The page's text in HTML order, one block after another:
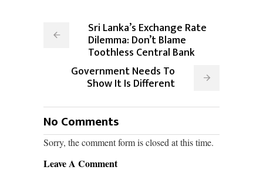
Sri Lanka’s Exchange Rate
Dilemma: Don’t Blame
Toothless Central Bank
Government Needs To
Show It Is Different
No Comments
Sorry, the comment form is closed at this time.
Leave A Comment